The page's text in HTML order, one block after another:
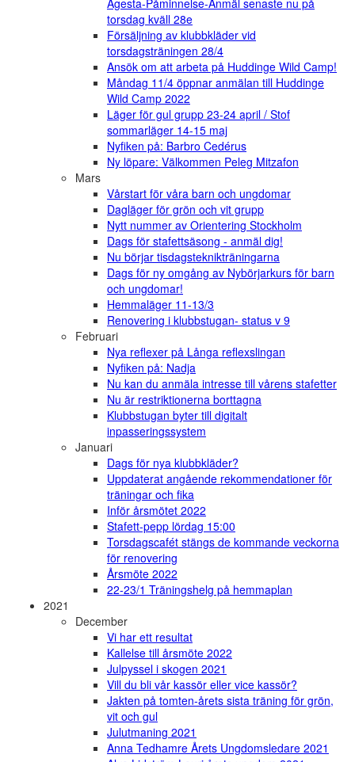
torsdag kväll 28e
Försäljning av klubbkläder vid
torsdagsträningen 28/4
Ansök om att arbeta på Huddinge Wild Camp!
Måndag 11/4 öppnar anmälan till Huddinge
Wild Camp 2022
Läger för gul grupp 23-24 april / Stof
sommarläger 14-15 maj
Nyfiken på: Barbro Cedérus
Ny löpare: Välkommen Peleg Mitzafon
Mars
Vårstart för våra barn och ungdomar
Dagläger för grön och vit grupp
Nytt nummer av Orientering Stockholm
Dags för stafettsäsong - anmäl dig!
Nu börjar tisdagsteknikträningarna
Dags för ny omgång av Nybörjarkurs för barn
och ungdomar!
Hemmaläger 11-13/3
Renovering i klubbstugan- status v 9
Februari
Nya reflexer på Långa reflexslingan
Nyfiken på: Nadja
Nu kan du anmäla intresse till vårens stafetter
Nu är restriktionerna borttagna
Klubbstugan byter till digitalt
inpasseringssystem
Januari
Dags för nya klubbkläder?
Uppdaterat angående rekommendationer för
träningar och fika
Inför årsmötet 2022
Stafett-pepp lördag 15:00
Torsdagscafét stängs de kommande veckorna
för renovering
Årsmöte 2022
22-23/1 Träningshelg på hemmaplan
2021
December
Vi har ett resultat
Kallelse till årsmöte 2022
Julpyssel i skogen 2021
Vill du bli vår kassör eller vice kassör?
Jakten på tomten-årets sista träning för grön,
vit och gul
Julutmaning 2021
Anna Tedhamre Årets Ungdomsledare 2021